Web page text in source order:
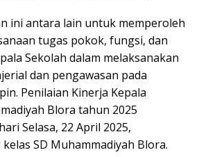
ini antara lain untuk memperoleh
tugas pokok, fungsi, dan
Sekolah dalam melaksanakan
dan pengawasan pada
Penilaian Kinerja Kepala
Blora tahun 2025
Selasa, 22 April 2025,
SD Muhammadiyah Blora.